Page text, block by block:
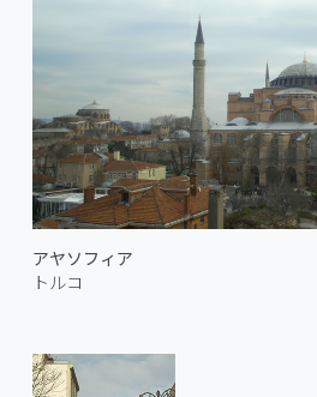
アヤソフィア
トルコ